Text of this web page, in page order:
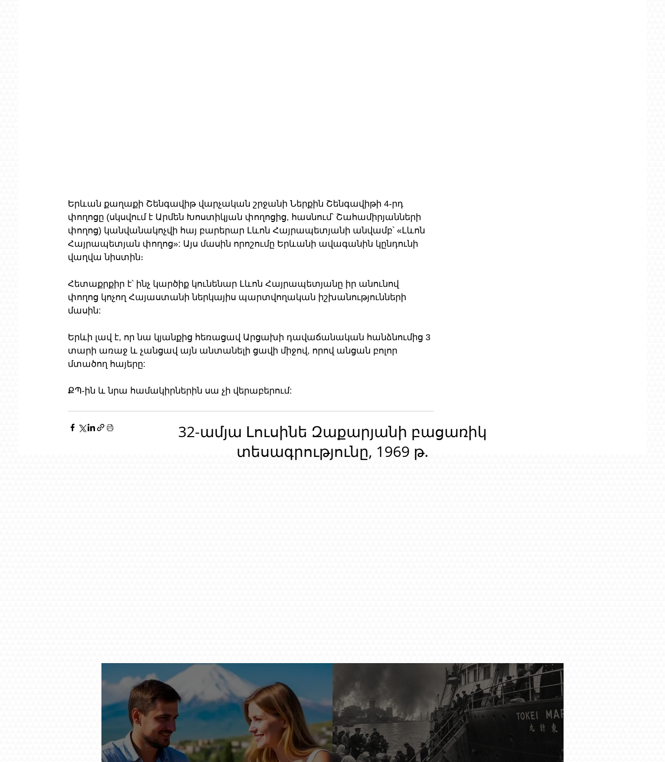
Երևան քաղաքի Շենգավիթ վարչական շրջանի Ներքին Շենգավիթի 4-րդ
փողոցը (սկսվում է Արմեն Խոստիկյան փողոցից, հասնում՝ Շահամիրյանների
փողոց) կանվանակոչվի հայ բարերար Լևոն Հայրապետյանի անվամբ՝ «Լևոն
Հայրապետյան փողոց»: Այս մասին որոշումը Երևանի ավագանին կընդունի
վաղվա նիստին։
Հետաքրքիր է՝ ինչ կարծիք կունենար Լևոն Հայրապետյանը իր անունով
փողոց կոչող Հայաստանի ներկայիս պարտվողական իշխանությունների
մասին:
Երևի լավ է, որ նա կյանքից հեռացավ Արցախի դավաճանական հանձնումից 3
տարի առաջ և չանցավ այն անտանելի ցավի միջով, որով անցան բոլոր
մտածող հայերը:
ՔՊ-ին և նրա համակիրներին սա չի վերաբերում:
32-ամյա Լուսինե Զաքարյանի բացառիկ
տեսագրությունը, 1969 թ.